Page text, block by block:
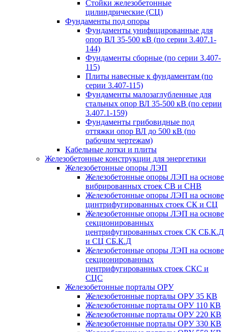
Стойки железобетонные
цилиндрические (СЦ)
Фундаменты под опоры
Фундаменты унифицированные для
опор ВЛ 35-500 кВ (по серии 3.407.1-
144)
Фундаменты сборные (по серии 3.407-
115)
Плиты навесные к фундаментам (по
серии 3.407-115)
Фундаменты малозаглубленные для
стальных опор ВЛ 35-500 кВ (по серии
3.407.1-159)
Фундаменты грибовидные под
оттяжки опор ВЛ до 500 кВ (по
рабочим чертежам)
Кабельные лотки и плиты
Железобетонные конструкции для энергетики
Железобетонные опоры ЛЭП
Железобетонные опоры ЛЭП на основе
вибрированных стоек СВ и СНВ
Железобетонные опоры ЛЭП на основе
цинтрифугированных стоек СК и СЦ
Железобетонные опоры ЛЭП на основе
секционированных
центрифугированных стоек СК СБ.К.Д
и СЦ СБ.К.Д
Железобетонные опоры ЛЭП на основе
секционированных
центрифугированных стоек СКС и
СЦС
Железобетонные порталы ОРУ
Железобетонные порталы ОРУ 35 КВ
Железобетонные порталы ОРУ 110 КВ
Железобетонные порталы ОРУ 220 КВ
Железобетонные порталы ОРУ 330 КВ